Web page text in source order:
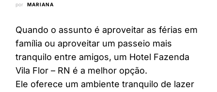
por MARIANA
Quando o assunto é aproveitar as férias em
família ou aproveitar um passeio mais
tranquilo entre amigos, um Hotel Fazenda
Vila Flor – RN é a melhor opção.
Ele oferece um ambiente tranquilo de lazer